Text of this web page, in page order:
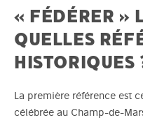
« FÉDÉRER »
QUELLES
HISTORIQUES
La première référence est
célébrée au Champ-de-